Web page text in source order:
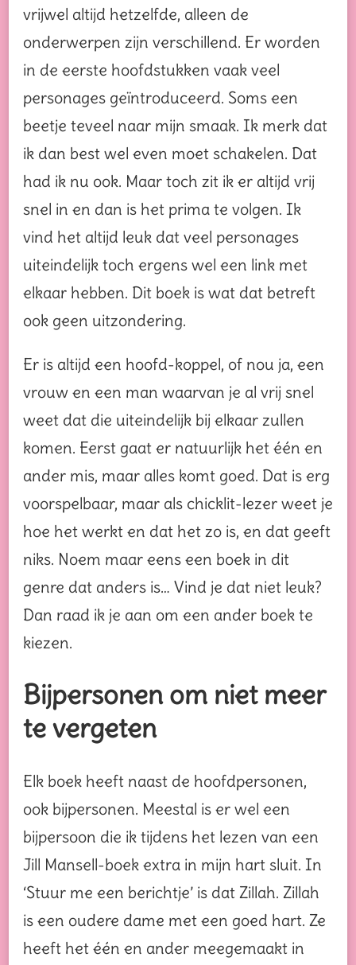
vrijwel altijd hetzelfde, alleen de
onderwerpen zijn verschillend. Er worden
in de eerste hoofdstukken vaak veel
personages geïntroduceerd. Soms een
beetje teveel naar mijn smaak. Ik merk dat
ik dan best wel even moet schakelen. Dat
had ik nu ook. Maar toch zit ik er altijd vrij
snel in en dan is het prima te volgen. Ik
vind het altijd leuk dat veel personages
uiteindelijk toch ergens wel een link met
elkaar hebben. Dit boek is wat dat betreft
ook geen uitzondering.
Er is altijd een hoofd-koppel, of nou ja, een
vrouw en een man waarvan je al vrij snel
weet dat die uiteindelijk bij elkaar zullen
komen. Eerst gaat er natuurlijk het één en
ander mis, maar alles komt goed. Dat is erg
voorspelbaar, maar als chicklit-lezer weet je
hoe het werkt en dat het zo is, en dat geeft
niks. Noem maar eens een boek in dit
genre dat anders is… Vind je dat niet leuk?
Dan raad ik je aan om een ander boek te
kiezen.
Bijpersonen om niet meer
te vergeten
Elk boek heeft naast de hoofdpersonen,
ook bijpersonen. Meestal is er wel een
bijpersoon die ik tijdens het lezen van een
Jill Mansell-boek extra in mijn hart sluit. In
‘Stuur me een berichtje’ is dat Zillah. Zillah
is een oudere dame met een goed hart. Ze
heeft het één en ander meegemaakt in